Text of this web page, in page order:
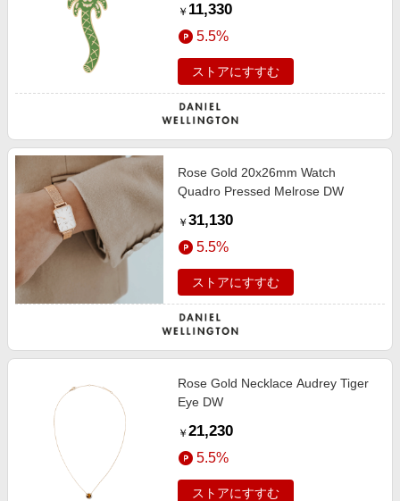
￥ 11,330
5.5%
ストアにすすむ
Rose Gold 20x26mm Watch
Quadro Pressed Melrose DW
￥ 31,130
5.5%
ストアにすすむ
Rose Gold Necklace Audrey Tiger
Eye DW
￥ 21,230
5.5%
ストアにすすむ